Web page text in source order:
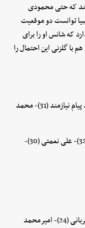
که حتی محمودی
توانست دو موقعیت
که شانس او را برای
گلزنی این احتمال را
علیرضا بیرانوند (33)- سید حسین حسینی (33)- سید پیام نیازمند (31)- محمد
شجاع خلیل‌زاده (37)- محمدحسین کنعانی‌زادگان (32)- علی نعمتی (30)-
سعید عزت‌اللهی (29)- روزبه چشمی (32)- محمد قربانی (24)- امیرمحمد